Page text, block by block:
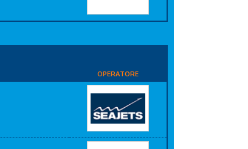
OPERATORE